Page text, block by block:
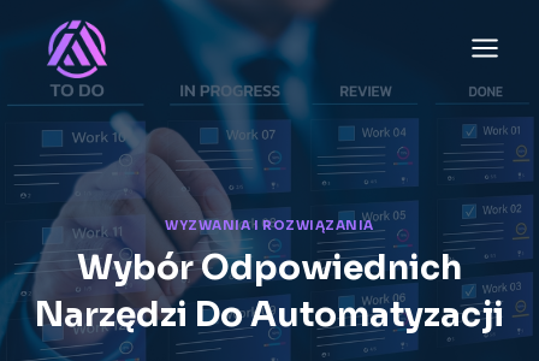
treści
WYZWANIA I ROZWIĄZANIA
Wybór Odpowiednich
Narzędzi Do Automatyzacji